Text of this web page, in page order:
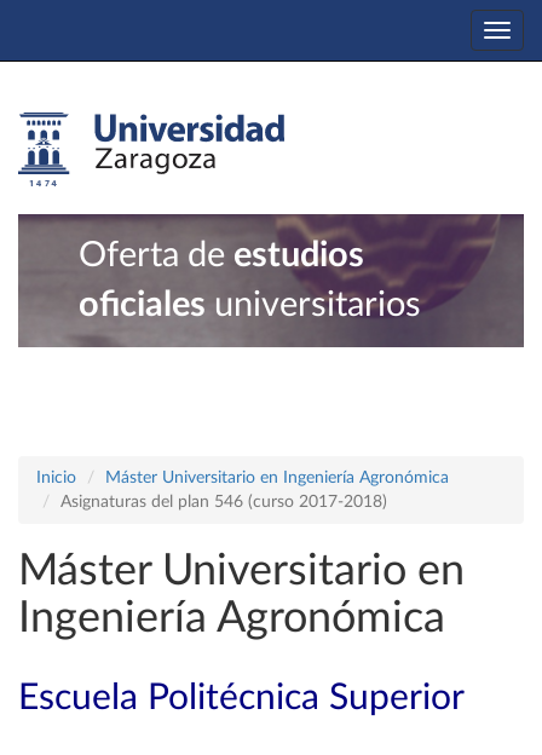
Oferta de estudios
oficiales universitarios
Inicio
Máster Universitario en Ingeniería Agronómica
Asignaturas del plan 546 (curso 2017-2018)
Máster Universitario en
Ingeniería Agronómica
Escuela Politécnica Superior